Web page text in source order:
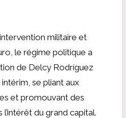
militaire et
le régime politique a
de Delcy Rodríguez
se pliant aux
et promouvant des
du grand capital.